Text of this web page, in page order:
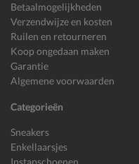
Betaalmogelijkheden
Verzendwijze en kosten
Ruilen en retourneren
Koop ongedaan maken
Garantie
Algemene voorwaarden
Categorieën
Sneakers
Enkellaarsjes